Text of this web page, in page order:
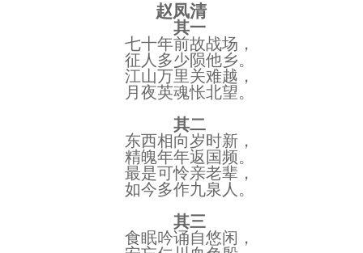
赵凤清
其一
七十年前故战场，
征人多少陨他乡。
江山万里关难越，
月夜英魂怅北望。
其二
东西相向岁时新，
精魄年年返国频。
最是可怜亲老辈，
如今多作九泉人。
其三
食眠吟诵自悠闲，